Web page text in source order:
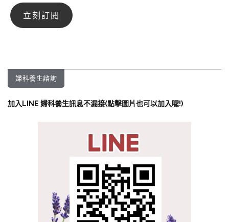
婦科養生諮詢
加入LINE 婦科養生訊息不漏接(點擊圖片也可以加入喔!)